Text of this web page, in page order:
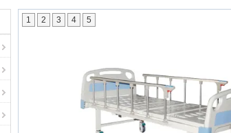
プライバシーポリシー
1 2 3 4 5